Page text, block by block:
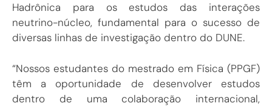
Hadrônica para os estudos das interações
neutrino-núcleo, fundamental para o sucesso de
diversas linhas de investigação dentro do DUNE.
“Nossos estudantes do mestrado em Física (PPGF)
têm a oportunidade de desenvolver estudos
dentro de uma colaboração internacional,